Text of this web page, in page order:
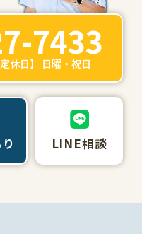
7433
休日】 日曜・祝日
LINE相談